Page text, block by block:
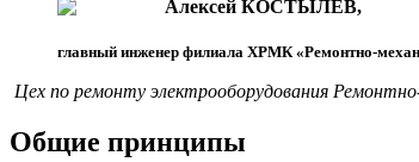
Алексей КОСТЫЛЕВ,
главный инженер филиала ХРМК «Ремонтно-
Цех по ремонту электрооборудования
Общие принципы